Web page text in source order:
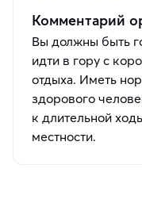
Комментарий
Вы должны быть
идти в гору с
отдыха. Иметь
здорового
к длительной
местности.